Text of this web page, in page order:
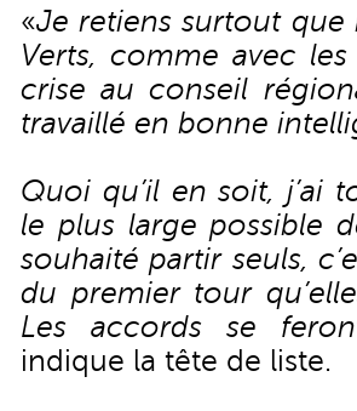
«Je retiens surtout que
Verts, comme avec
crise au conseil
travaillé en bonne
Quoi qu’il en soit, j’ai
le plus large possible
souhaité partir seuls,
du premier tour
Les accords se
indique la tête de liste.